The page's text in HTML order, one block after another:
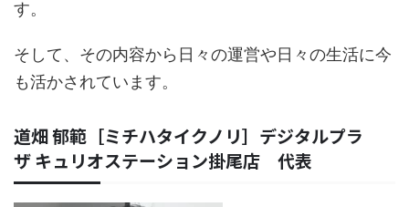
す。
そして、その内容から日々の運営や日々の生活に今
も活かされています。
道畑 郁範［ミチハタイクノリ］デジタルプラ
ザ キュリオステーション掛尾店 代表